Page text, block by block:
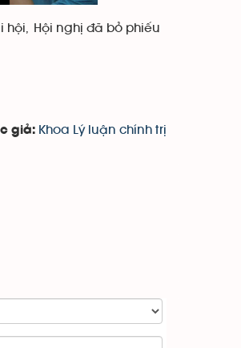
Hội nghị đã bỏ phiếu
giả: Khoa Lý luận chính trị